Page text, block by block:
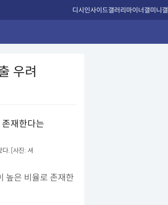
디시인사이드갤러리마이너갤미니갤
우려
. [사진: 셔
높은 비율로 존재한